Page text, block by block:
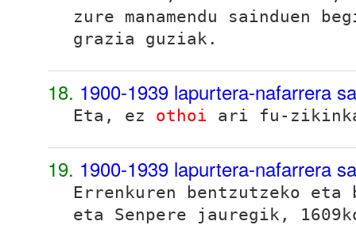
zure manamendu sainduen
grazia guziak.
18. 1900-1939 lapurtera-nafarrera
Eta, ez othoi ari fu-
19. 1900-1939 lapurtera-nafarrera
Errenkuren bentzutzeko
eta Senpere jauregik,